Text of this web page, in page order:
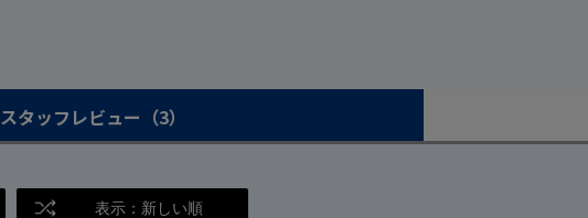
スタッフレビュー （3）
表示：新しい順